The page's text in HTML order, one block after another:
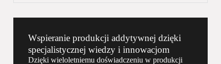
Wspieranie produkcji addytywnej dzięki
specjalistycznej wiedzy i innowacjom
Dzięki wieloletniemu doświadczeniu w produkcji